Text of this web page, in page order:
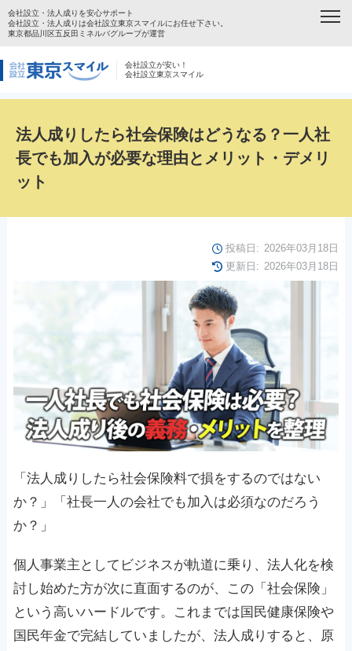
会社設立・法人成りを安心サポート
会社設立・法人成りは会社設立東京スマイルにお任せ下さい。
東京都品川区五反田ミネルバグループが運営
会社設立が安い！
会社設立東京スマイル
法人成りしたら社会保険はどうなる？一人社
長でも加入が必要な理由とメリット・デメリ
ット
投稿日: 2026年03月18日
更新日: 2026年03月18日
「法人成りしたら社会保険料で損をするのではない
か？」「社長一人の会社でも加入は必須なのだろう
か？」
個人事業主としてビジネスが軌道に乗り、法人化を検
討し始めた方が次に直面するのが、この「社会保険」
という高いハードルです。これまでは国民健康保険や
国民年金で完結していましたが、法人成りすると、原